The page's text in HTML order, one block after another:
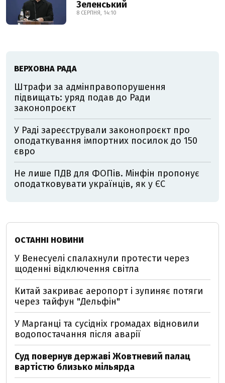
Зеленський
8 СЕРПНЯ, 14:10
ВЕРХОВНА РАДА
Штрафи за адмінправопорушення
підвищать: уряд подав до Ради
законопроєкт
У Раді зареєстрували законопроєкт про
оподаткування імпортних посилок до 150
євро
Не лише ПДВ для ФОПів. Мінфін пропонує
оподатковувати українців, як у ЄС
ОСТАННІ НОВИНИ
У Венесуелі спалахнули протести через
щоденні відключення світла
Китай закриває аеропорт і зупиняє потяги
через тайфун "Дельфін"
У Марганці та сусідніх громадах відновили
водопостачання після аварії
Суд повернув державі Жовтневий палац
вартістю близько мільярда